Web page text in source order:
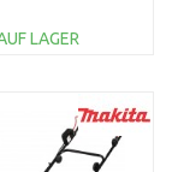
LAGER
Vergleichen